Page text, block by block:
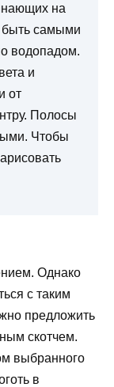
на
быть самыми
водопадом.
и
от
Полосы
Чтобы
Однако
с таким
предложить
скотчем.
выбранного
в